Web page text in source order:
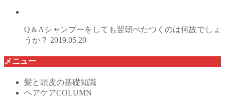
Q＆Aシャンプーをしても翌朝べたつくのは何故でしょ
うか？ 2019.05.20
メニュー
髪と頭皮の基礎知識
ヘアケアCOLUMN